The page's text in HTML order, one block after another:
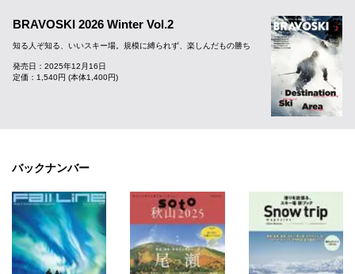
BRAVOSKI 2026 Winter Vol.2
知る人ぞ知る、いいスキー場。規模に縛られず、楽しんだもの勝ち
発売日：2025年12月16日
定価：1,540円 (本体1,400円)
バックナンバー